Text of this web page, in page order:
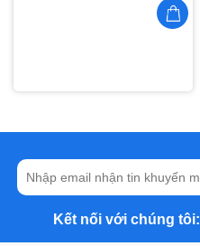
Kết nối với chúng tôi: